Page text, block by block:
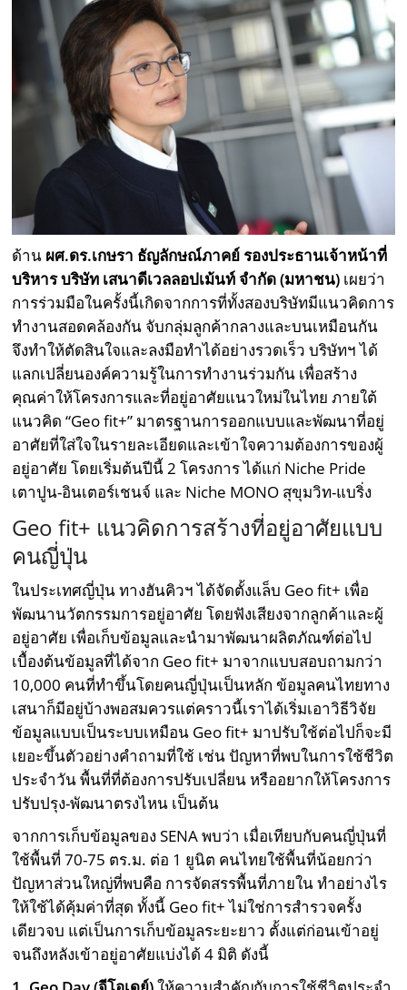
ด้าน ผศ.ดร.เกษรา ธัญลักษณ์ภาคย์ รองประธานเจ้าหน้าที่
บริหาร บริษัท เสนาดีเวลลอปเม้นท์ จำกัด (มหาชน) เผยว่า
การร่วมมือในครั้งนี้เกิดจากการที่ทั้งสองบริษัทมีแนวคิดการ
ทำงานสอดคล้องกัน จับกลุ่มลูกค้ากลางและบนเหมือนกัน
จึงทำให้ตัดสินใจและลงมือทำได้อย่างรวดเร็ว บริษัทฯ ได้
แลกเปลี่ยนองค์ความรู้ในการทำงานร่วมกัน เพื่อสร้าง
คุณค่าให้โครงการและที่อยู่อาศัยแนวใหม่ในไทย ภายใต้
แนวคิด “Geo fit+” มาตรฐานการออกแบบและพัฒนาที่อยู่
อาศัยที่ใส่ใจในรายละเอียดและเข้าใจความต้องการของผู้
อยู่อาศัย โดยเริ่มต้นปีนี้ 2 โครงการ ได้แก่ Niche Pride
เตาปูน-อินเตอร์เชนจ์ และ Niche MONO สุขุมวิท-แบริ่ง
Geo fit+ แนวคิดการสร้างที่อยู่อาศัยแบบ
คนญี่ปุ่น
ในประเทศญี่ปุ่น ทางฮันคิวฯ ได้จัดตั้งแล็บ Geo fit+ เพื่อ
พัฒนานวัตกรรมการอยู่อาศัย โดยฟังเสียงจากลูกค้าและผู้
อยู่อาศัย เพื่อเก็บข้อมูลและนำมาพัฒนาผลิตภัณฑ์ต่อไป
เบื้องต้นข้อมูลที่ได้จาก Geo fit+ มาจากแบบสอบถามกว่า
10,000 คนที่ทำขึ้นโดยคนญี่ปุ่นเป็นหลัก ข้อมูลคนไทยทาง
เสนาก็มีอยู่บ้างพอสมควรแต่คราวนี้เราได้เริ่มเอาวิธีวิจัย
ข้อมูลแบบเป็นระบบเหมือน Geo fit+ มาปรับใช้ต่อไปก็จะมี
เยอะขึ้นตัวอย่างคำถามที่ใช้ เช่น ปัญหาที่พบในการใช้ชีวิต
ประจำวัน พื้นที่ที่ต้องการปรับเปลี่ยน หรืออยากให้โครงการ
ปรับปรุง-พัฒนาตรงไหน เป็นต้น
จากการเก็บข้อมูลของ SENA พบว่า เมื่อเทียบกับคนญี่ปุ่นที่
ใช้พื้นที่ 70-75 ตร.ม. ต่อ 1 ยูนิต คนไทยใช้พื้นที่น้อยกว่า
ปัญหาส่วนใหญ่ที่พบคือ การจัดสรรพื้นที่ภายใน ทำอย่างไร
ให้ใช้ได้คุ้มค่าที่สุด ทั้งนี้ Geo fit+ ไม่ใช่การสำรวจครั้ง
เดียวจบ แต่เป็นการเก็บข้อมูลระยะยาว ตั้งแต่ก่อนเข้าอยู่
จนถึงหลังเข้าอยู่อาศัยแบ่งได้ 4 มิติ ดังนี้